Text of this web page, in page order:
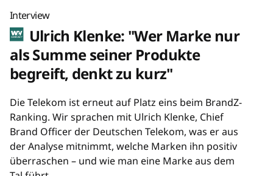
Interview
Ulrich Klenke: "Wer Marke nur
als Summe seiner Produkte
begreift, denkt zu kurz"
Die Telekom ist erneut auf Platz eins beim BrandZ-
Ranking. Wir sprachen mit Ulrich Klenke, Chief
Brand Officer der Deutschen Telekom, was er aus
der Analyse mitnimmt, welche Marken ihn positiv
überraschen – und wie man eine Marke aus dem